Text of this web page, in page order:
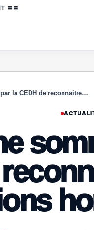
〓〓
la CEDH de reconnaitre…